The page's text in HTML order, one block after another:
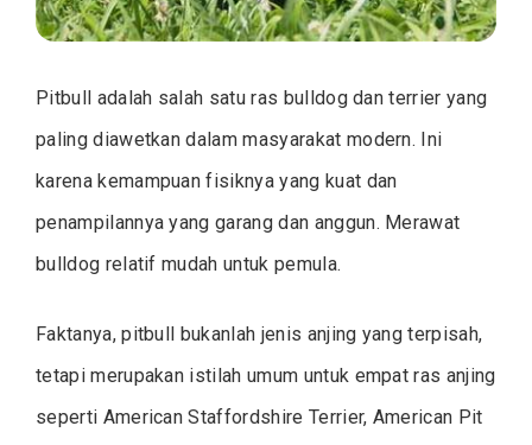
Pitbull adalah salah satu ras bulldog dan terrier yang
paling diawetkan dalam masyarakat modern. Ini
karena kemampuan fisiknya yang kuat dan
penampilannya yang garang dan anggun. Merawat
bulldog relatif mudah untuk pemula.
Faktanya, pitbull bukanlah jenis anjing yang terpisah,
tetapi merupakan istilah umum untuk empat ras anjing
seperti American Staffordshire Terrier, American Pit